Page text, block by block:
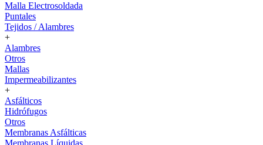
Malla Electrosoldada
Puntales
Tejidos / Alambres
+
Alambres
Otros
Mallas
Impermeabilizantes
+
Asfálticos
Hidrófugos
Otros
Membranas Asfálticas
Membranas Líquidas